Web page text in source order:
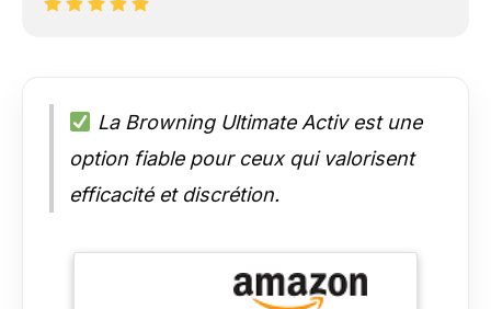
La Browning Ultimate Activ est une
option fiable pour ceux qui valorisent
efficacité et discrétion.